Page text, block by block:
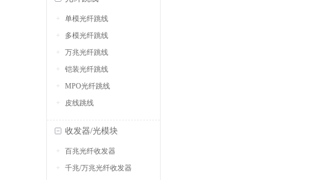
单模光纤跳线
多模光纤跳线
万兆光纤跳线
铠装光纤跳线
MPO光纤跳线
皮线跳线
收发器/光模块
百兆光纤收发器
千兆/万兆光纤收发器